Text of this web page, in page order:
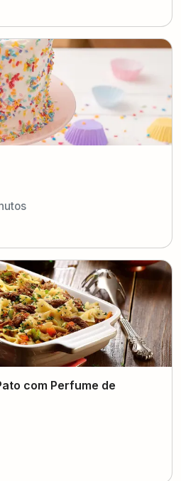
com Perfume de